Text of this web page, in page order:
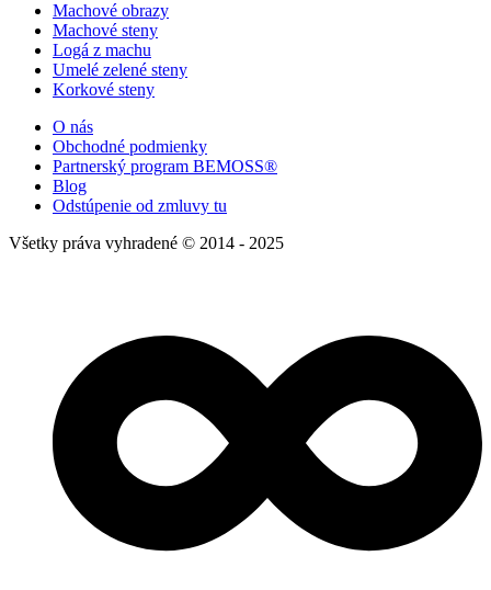
Machové obrazy
Machové steny
Logá z machu
Umelé zelené steny
Korkové steny
O nás
Obchodné podmienky
Partnerský program BEMOSS®
Blog
Odstúpenie od zmluvy tu
Všetky práva vyhradené © 2014 - 2025